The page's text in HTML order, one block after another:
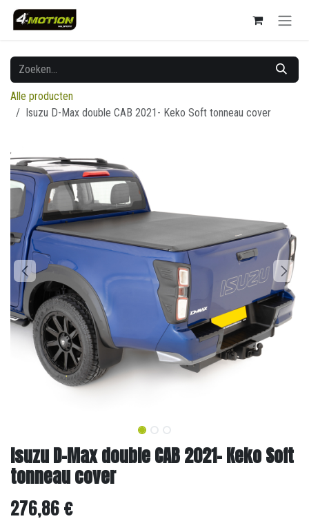
Overslaan naar inhoud
Alle producten
Isuzu D-Max double CAB 2021- Keko Soft tonneau cover
Isuzu D-Max double CAB 2021- Keko Soft
tonneau cover
276,86€